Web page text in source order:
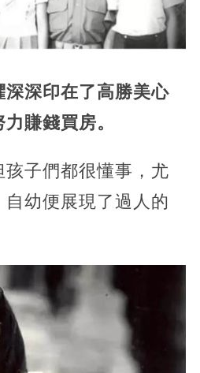
深印在了高勝美心
賺錢買房。
子們都很懂事，尤
幼便展現了過人的